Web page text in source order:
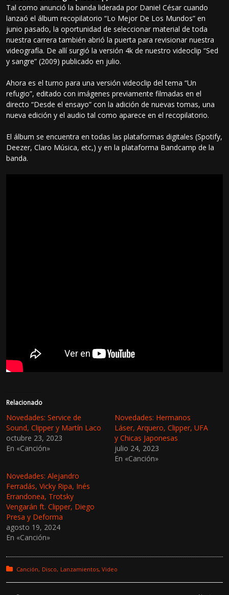
Tal como anunció la banda liderada por Daniel César cuando
lanzaó el álbum recopilatorio “Lo Mejor De Los Mundos” en
junio pasado, la oportunidad de seleccionar material de toda
nuestra carrera también abrió la puerta para revisionar nuestra
videografía. De allí surgió la versión 4k de nuestro videoclip “Sed
y sangre” (2009) publicado en julio.
Ahora es el turno para una versión videoclip del tema “Un
refugio”, editado con imágenes previamente filmadas en el
directo “Desde el ensayo” con la adición de nuevas tomas, una
nueva edición y el audio tal como aparece en el recopilatorio.
El álbum se encuentra en todas las plataformas digitales (Spotify,
Deezer, Claro Música, etc,) y en la plataforma Bandcamp de la
banda.
Relacionado
Novedades: Service de
Sound, Clipper y Martín Laco
octubre 23, 2023
En «Canción»
Novedades: Hermanos
Láser, Arquero, Clipper, UFA
y Chicas Japonesas
julio 24, 2023
En «Canción»
Novedades: Alejandro
Ferradás, Vicky Ripa, Inés
Errandonea, Trotsky
Vengarán ft. Clipper, Diego
Presa y Deforma
agosto 19, 2024
En «Canción»
Posted in:
Canción Disco Lanzamientos Video